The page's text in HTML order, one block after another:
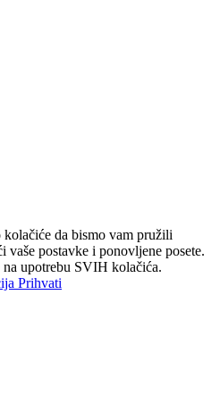
da bismo vam pružili
vaše postavke i ponovljene posete.
upotrebu SVIH kolačića.
Prihvati